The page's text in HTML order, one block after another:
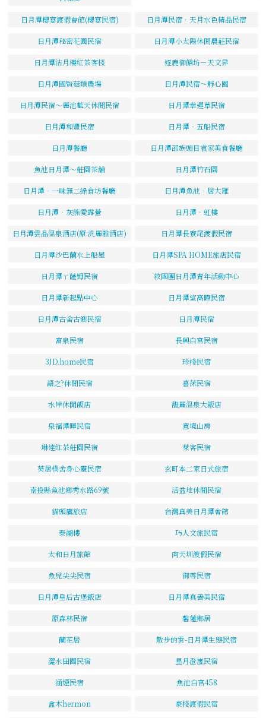
日月潭櫻宴渡假會館(櫻宴民宿) 日月潭民宿．天月水色精品民宿
日月潭秘密花園民宿 日月潭小太陽休閒農莊民宿
日月潭沽月樓紅茶客棧 逐鹿御饍坊－天文昇
日月潭國賢菇類農場 日月潭民宿～靜心園
日月潭民宿～麗池藍天休閒民宿 日月潭幸運草民宿
日月潭和豐民宿 日月潭‧五船民宿
日月潭餐廳 日月潭邵族頭目袁家美食餐廳
魚池日月潭～莊園茶舖 日月潭竹石園
日月潭‧一味無二綠食坊餐廳 日月潭魚池．居大雁
日月潭‧灰熊愛露營 日月潭．虹樓
日月潭雲品溫泉酒店(原:汎麗雅酒店) 日月潭長寮尾渡假民宿
日月潭沙巴蘭水上船屋 日月潭SPA HOME旅店民宿
日月潭ㄚ薩姆民宿 救國團日月潭青年活動中心
日月潭新起點中心 日月潭望高瞭民宿
日月潭古舍古鄉民宿 日月潭民宿
富泉民宿 長興白宮民宿
3JD.home民宿 珍棧民宿
語之?休閒民宿 喜莯民宿
水岸休閒飯店 馥麗溫泉大飯店
泉福潭暉民宿 意境山房
琳達紅茶莊園民宿 萊客民宿
葵居樸舍身心靈民宿 玄町本二家日式旅宿
南投縣魚池鄉秀水路69號 活盆地休閒民宿
貓頭鷹旅店 台灣真美日月潭會館
泰湖樓 巧人文旅民宿
太和日月旅館 向天圳渡假民宿
魚兒尖尖民宿 御尊民宿
日月潭皇后古堡飯店 日月潭真善美民宿
原森林民宿 馨蓮鄉居
蘭花居 散步的雲-日月潭生態民宿
澀水田園民宿 星月澄嵐民宿
涵煙民宿 魚池白宮458
盒木hermon 豪棧渡假民宿